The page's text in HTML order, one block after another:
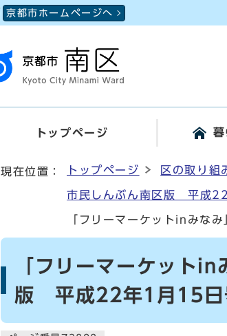
京都市ホームページへ
トップページ 暮
現在位置： トップページ 区の取り組
市民しんぶん南区版 平成
「フリーマーケットinみな
「フリーマーケット
版 平成22年1月15日